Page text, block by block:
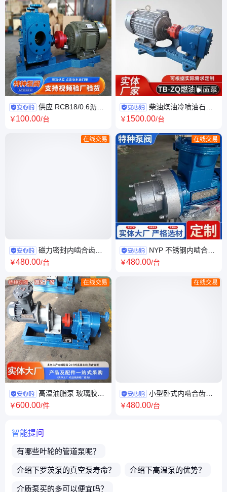
供应 RCB18/0.6沥青
泵 沥青保温齿轮泵 重油树脂泵
￥100.00/台
在线交易
磁力密封内啮合齿轮
泵 化工腐蚀性介质无泄漏流体
￥480.00/台
在线交易
高温油脂泵 玻璃胶泵
保温高粘度泵 油漆工业涂料输
￥600.00/件
 00:03
柴油煤油冷喷油石油
类介质泵炉前喷射TB-ZQ传输
￥1500.00/台
在线交易
NYP 不锈钢内啮合齿
轮泵 化工树脂高粘度液体输送
￥480.00/台
在线交易
小型卧式内啮合齿轮
泵 实验室油脂药液输送微型流
￥480.00/台
智能提问
有哪些叶轮的管道泵呢？
介绍下罗茨泵的真空泵寿命？ 介绍下高温泵的优势？
介质泵买的多可以便宜吗？